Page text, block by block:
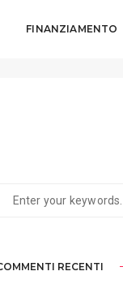
FINANZIAMENTO
RECENTI